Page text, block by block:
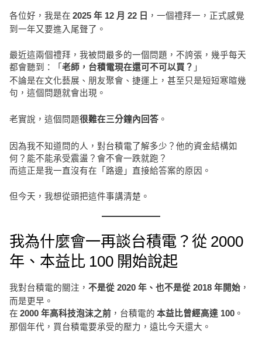
各位好，我是在 2025 年 12 月 22 日
，一個禮拜一，正式感覺
到一年又要進入尾聲了。
最近這兩個禮拜，我被問最多的一個問題，不誇張，幾乎每天
都會聽到：「老師，台積電現在還可不可以買？ 」
不論是在文化藝展、朋友聚會、捷運上，甚至只是短短寒暄幾
句，這個問題就會出現。
老實說，這個問題很難在三分鐘內回答。
因為我不知道問的人，對台積電了解多少？他的資金結構如
何？能不能承受震盪？會不會一跌就跑？
而這正是我一直沒有在「路邊」直接給答案的原因。
但今天，我想從頭把這件事講清楚。
我為什麼會一再談台積電？從 2000
年、本益比 100 開始說起
我對台積電的關注， 不是從 2020 年、也不是從 2018 年開始，
而是更早。
在 2000 年高科技泡沫之前，台積電的 本益比曾經高達 100。
那個年代，買台積電要承受的壓力，遠比今天還大。